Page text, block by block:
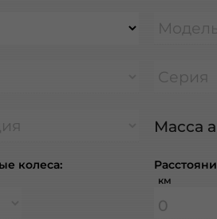
Серия
Масса
колеса:
км